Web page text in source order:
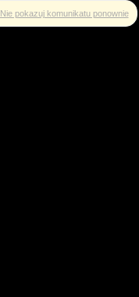
Nie pokazuj komunikatu ponownie